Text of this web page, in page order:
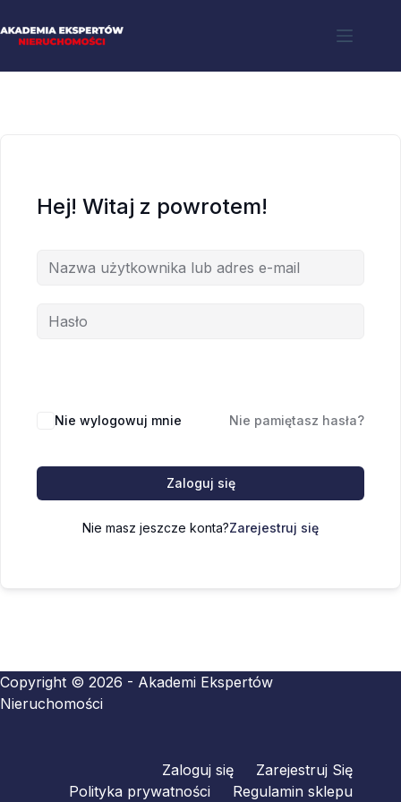
Hej! Witaj z powrotem!
Nie wylogowuj mnie Nie pamiętasz hasła?
Zaloguj się
Nie masz jeszcze konta?Zarejestruj się
Copyright © 2026 - Akademi Ekspertów
Nieruchomości
Zaloguj się
Zarejestruj Się
Polityka prywatności
Regulamin sklepu